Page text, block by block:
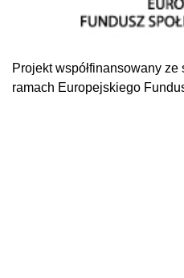
Projekt współfinansowany
ramach Europejskiego